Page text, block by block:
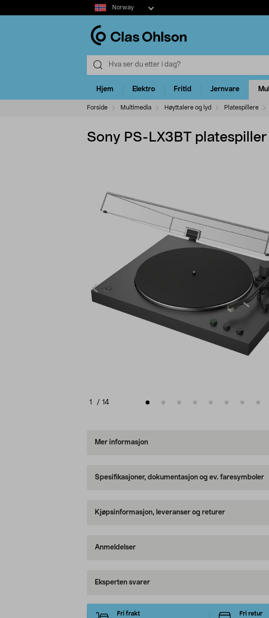
Select
market
Norway
Hjem Elektro Fritid Jernvare
Forside Multimedia Høyttalere og lyd Platespillere
Sony PS-LX3BT
1 / 14
Mer informasjon
Spesifikasjoner, dokumentasjon og ev. faresymboler
Kjøpsinformasjon, leveranser og returer
Anmeldelser
Eksperten svarer
Fri frakt
Fri retur